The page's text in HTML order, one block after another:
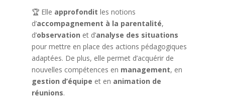
🏆 Elle approfondit les notions
d’accompagnement à la parentalité,
d’observation et d’analyse des situations
pour mettre en place des actions pédagogiques
adaptées. De plus, elle permet d’acquérir de
nouvelles compétences en management, en
gestion d’équipe et en animation de
réunions.